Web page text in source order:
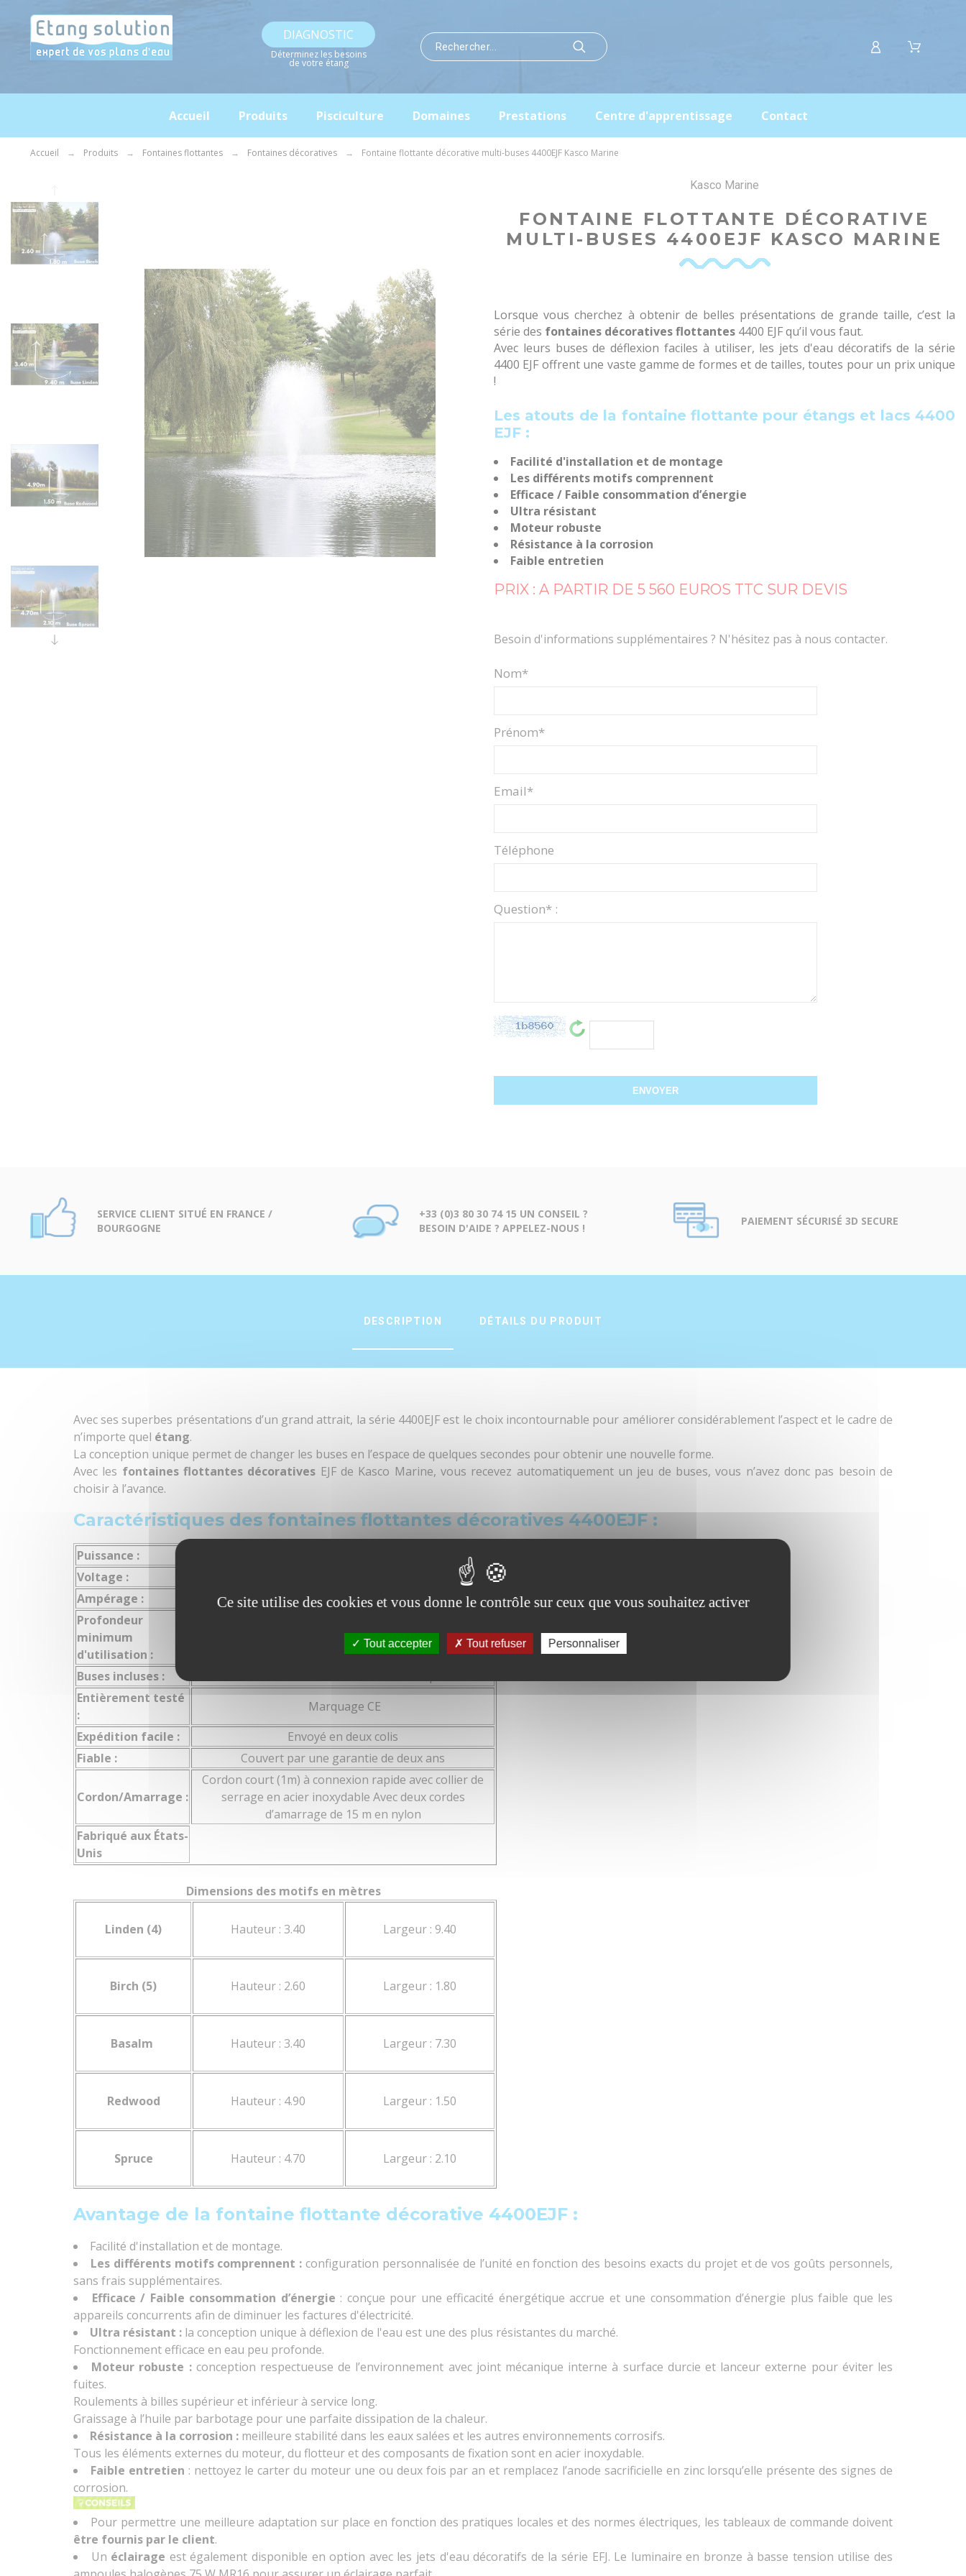
DIAGNOSTIC
Déterminez les besoins
de votre étang
Accueil Produits Pisciculture Domaines Prestations Centre d'apprentissage Contact
Accueil Produits Fontaines flottantes Fontaines décoratives Fontaine flottante décorative multi-buses 4400EJF Kasco Marine
Kasco Marine
FONTAINE FLOTTANTE DÉCORATIVE
MULTI-BUSES 4400EJF KASCO MARINE
Lorsque vous cherchez à obtenir de belles présentations de grande taille, c’est la
série des fontaines décoratives flottantes 4400 EJF qu’il vous faut.
Avec leurs buses de déflexion faciles à utiliser, les jets d'eau décoratifs de la série
4400 EJF offrent une vaste gamme de formes et de tailles, toutes pour un prix unique
!
Les atouts de la fontaine flottante pour étangs et lacs 4400
EJF :
Facilité d'installation et de montage
Les différents motifs comprennent
Efficace / Faible consommation d’énergie
Ultra résistant
Moteur robuste
Résistance à la corrosion
Faible entretien
PRIX : A PARTIR DE 5 560 EUROS TTC SUR DEVIS
Besoin d'informations supplémentaires ? N'hésitez pas à nous contacter.
Nom*
Prénom*
Email*
Téléphone
Question* :
SERVICE CLIENT SITUÉ EN FRANCE /
BOURGOGNE
+33 (0)3 80 30 74 15 UN CONSEIL ?
BESOIN D'AIDE ? APPELEZ-NOUS !
PAIEMENT SÉCURISÉ 3D SECURE
DESCRIPTION DÉTAILS DU PRODUIT
Avec ses superbes présentations d’un grand attrait, la série 4400EJF est le choix incontournable pour améliorer considérablement l’aspect et le cadre de
n’importe quel étang.
La conception unique permet de changer les buses en l’espace de quelques secondes pour obtenir une nouvelle forme.
Avec les fontaines flottantes décoratives EJF de Kasco Marine, vous recevez automatiquement un jeu de buses, vous n’avez donc pas besoin de
choisir à l’avance.
Caractéristiques des fontaines flottantes décoratives 4400EJF :
Puissance :
Voltage :
Ampérage :
5.3 Ampères
Profondeur
minimum
d'utilisation :
49 cm
Buses incluses :
Entièrement testé
:
Marquage CE
Expédition facile :
Envoyé en deux colis
Fiable :
Couvert par une garantie de deux ans
Cordon/Amarrage :
Cordon court (1m) à connexion rapide avec collier de
serrage en acier inoxydable Avec deux cordes
d’amarrage de 15 m en nylon
Fabriqué aux États-
Unis
Dimensions des motifs en mètres
Linden (4) Hauteur : 3.40 Largeur : 9.40
Birch (5) Hauteur : 2.60 Largeur : 1.80
Basalm Hauteur : 3.40 Largeur : 7.30
Redwood Hauteur : 4.90 Largeur : 1.50
Spruce Hauteur : 4.70 Largeur : 2.10
Avantage de la fontaine flottante décorative 4400EJF :
Facilité d'installation et de montage.
Les différents motifs comprennent : configuration personnalisée de l’unité en fonction des besoins exacts du projet et de vos goûts personnels,
sans frais supplémentaires.
Efficace / Faible consommation d’énergie : conçue pour une efficacité énergétique accrue et une consommation d’énergie plus faible que les
appareils concurrents afin de diminuer les factures d'électricité.
Ultra résistant : la conception unique à déflexion de l'eau est une des plus résistantes du marché.
Fonctionnement efficace en eau peu profonde.
Moteur robuste :conception respectueuse de l’environnement avec joint mécanique interne à surface durcie et lanceur externe pour éviter les
fuites.
Roulements à billes supérieur et inférieur à service long.
Graissage à l’huile par barbotage pour une parfaite dissipation de la chaleur.
Résistance à la corrosion : meilleure stabilité dans les eaux salées et les autres environnements corrosifs.
Tous les éléments externes du moteur, du flotteur et des composants de fixation sont en acier inoxydable.
Faible entretien : nettoyez le carter du moteur une ou deux fois par an et remplacez l’anode sacrificielle en zinc lorsqu’elle présente des signes de
corrosion.
Pour permettre une meilleure adaptation sur place en fonction des pratiques locales et des normes électriques, les tableaux de commande doivent
être fournis par le client.
Un éclairage est également disponible en option avec les jets d'eau décoratifs de la série EFJ. Le luminaire en bronze à basse tension utilise des
Référence4400EJF
Surfacecalculmin
Surfacecalculmax
Profondeurcalculmin
Profondeurcalculmax 10
Profondeur Minimale D'utilisation
Puissance 1430 W (1 HP)
220 V
Cordon D'alimentation Électrique
Buses Incluses Linden, Willow, Juniper, Redwood, Spruce, Birch
Ce site utilise des cookies et vous donne le contrôle sur ceux que vous souhaitez activer
Tout accepter Tout refuser Personnaliser